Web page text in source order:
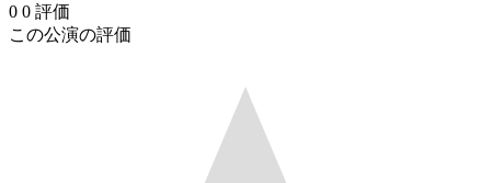
0 0 評価
この公演の評価